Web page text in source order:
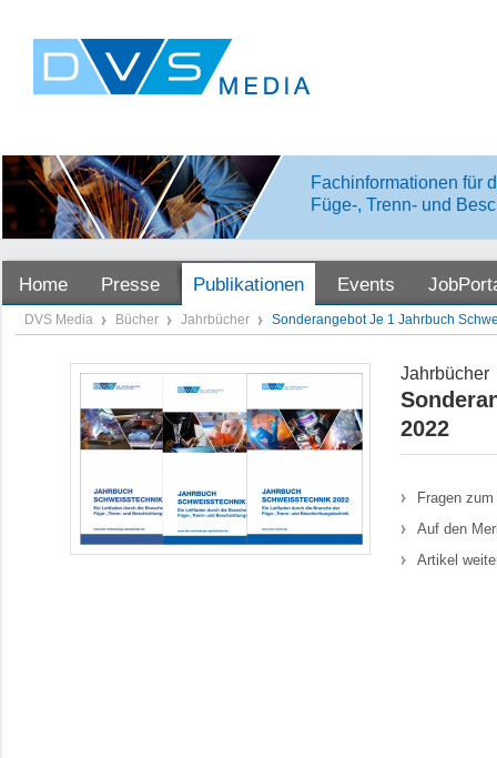
Fachinformationen für
Füge-, Trenn- und
Home Presse Publikationen Events
DVS Media Bücher Jahrbücher Sonderangebot Je 1 Jahrbuch
Jahrbücher
2022
Fragen
Auf den
Artikel